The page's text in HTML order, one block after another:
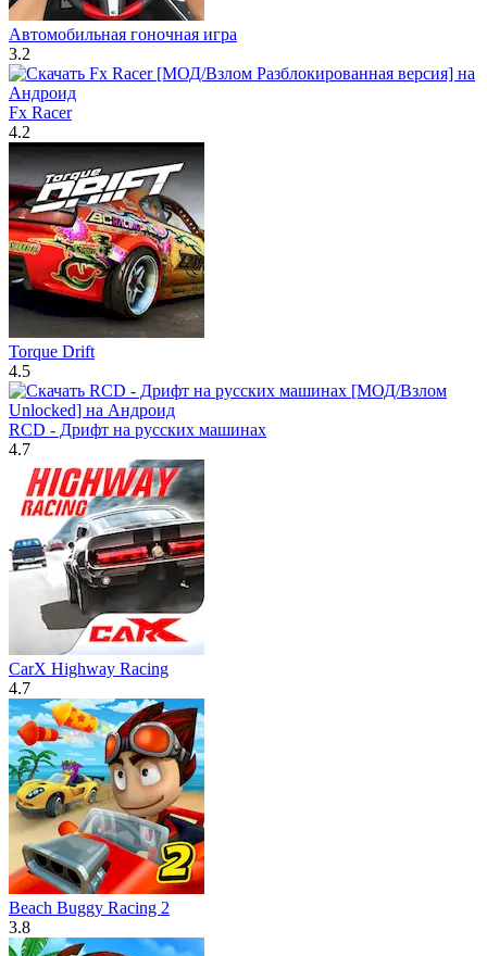
Автомобильная гоночная игра
3.2
Fx Racer
4.2
Torque Drift
4.5
RCD - Дрифт на русских машинах
4.7
CarX Highway Racing
4.7
Beach Buggy Racing 2
3.8